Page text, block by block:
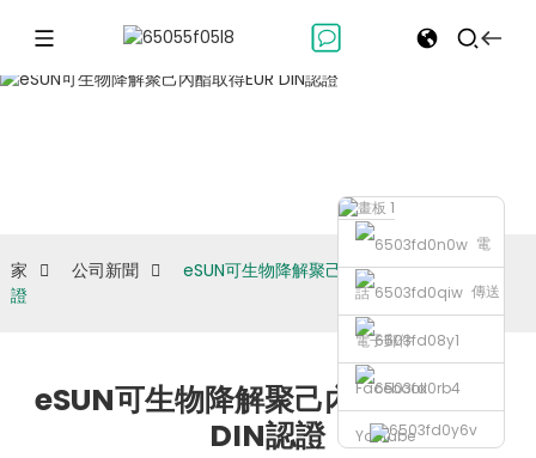
電
話 傳送
電子郵件
Facebook
Youtube
家 公司新聞
eSUN可生物降解聚己內酯取得EUR DIN認
證
eSUN可生物降解聚己內酯取得EUR
DIN認證